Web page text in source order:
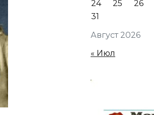
Август 2026
24
25 26
31
« Июл